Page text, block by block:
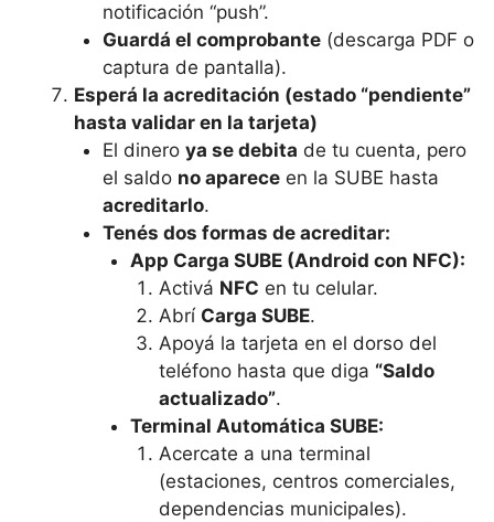
notificación “push”.
Guardá el comprobante(descarga PDF o
captura de pantalla).
Esperá la acreditación (estado “pendiente”
hasta validar en la tarjeta)
El dinero ya se debita de tu cuenta, pero
el saldo no apareceen la SUBE hasta
acreditarlo.
Tenés dos formas de acreditar:
App Carga SUBE (Android con NFC):
Activá NFC en tu celular.
Abrí Carga SUBE.
Apoyá la tarjeta en el dorso del
teléfono hasta que diga “Saldo
actualizado”.
Terminal Automática SUBE:
Acercate a una terminal
(estaciones, centros comerciales,
dependencias municipales).